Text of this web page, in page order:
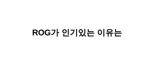
ROG가 인기있는 이유는